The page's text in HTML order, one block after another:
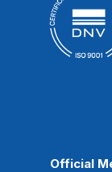
Official